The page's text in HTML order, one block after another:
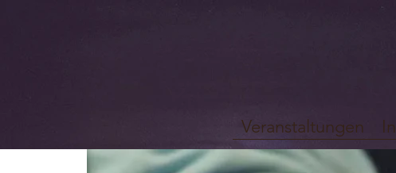
Veranstaltungen